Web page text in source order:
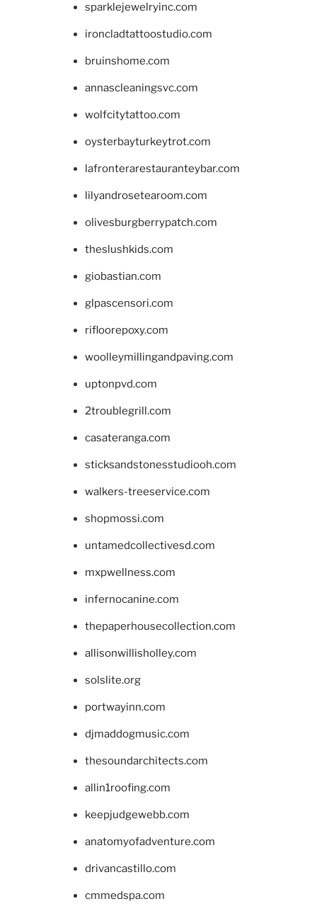
sparklejewelryinc.com
ironcladtattoostudio.com
bruinshome.com
annascleaningsvc.com
wolfcitytattoo.com
oysterbayturkeytrot.com
lafronterarestauranteybar.com
lilyandrosetearoom.com
olivesburgberrypatch.com
theslushkids.com
giobastian.com
glpascensori.com
rifloorepoxy.com
woolleymillingandpaving.com
uptonpvd.com
2troublegrill.com
casateranga.com
sticksandstonesstudiooh.com
walkers-treeservice.com
shopmossi.com
untamedcollectivesd.com
mxpwellness.com
infernocanine.com
thepaperhousecollection.com
allisonwillisholley.com
solslite.org
portwayinn.com
djmaddogmusic.com
thesoundarchitects.com
allin1roofing.com
keepjudgewebb.com
anatomyofadventure.com
drivancastillo.com
cmmedspa.com